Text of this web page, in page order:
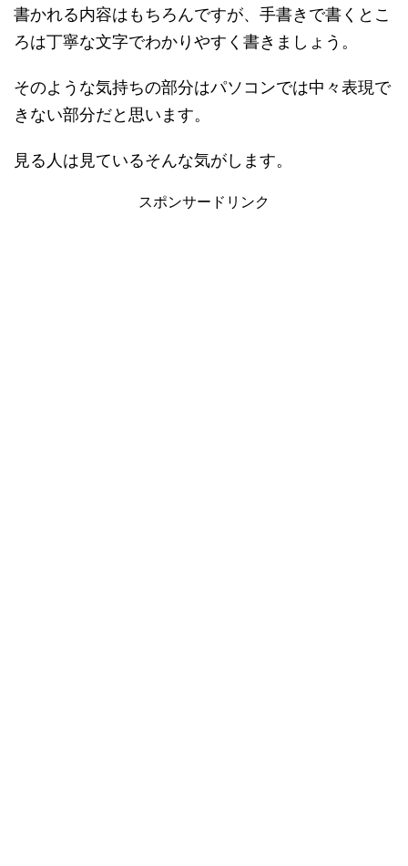
書かれる内容はもちろんですが、手書きで書くとこ
ろは丁寧な文字でわかりやすく書きましょう。
そのような気持ちの部分はパソコンでは中々表現で
きない部分だと思います。
見る人は見ているそんな気がします。
スポンサードリンク